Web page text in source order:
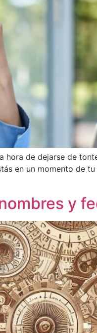
de dejarse de
en un momento de
y